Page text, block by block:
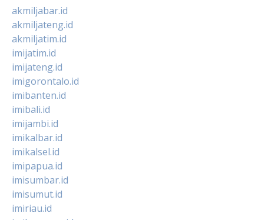
akmiljabar.id
akmiljateng.id
akmiljatim.id
imijatim.id
imijateng.id
imigorontalo.id
imibanten.id
imibali.id
imijambi.id
imikalbar.id
imikalsel.id
imipapua.id
imisumbar.id
imisumut.id
imiriau.id